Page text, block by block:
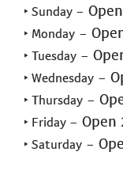
‣ Sunday -
‣ Monday -
‣ Tuesday -
‣ Wednesday -
‣ Thursday -
‣ Friday - Open
‣ Saturday -